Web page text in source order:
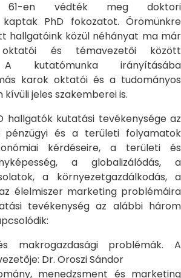
61-en védték meg doktori
PhD fokozatot. Örömünkre
hallgatóink közül néhányat ma már
és témavezetői között
A kutatómunka irányításába
karok oktatói és a tudományos
jeles szakemberei is.
hallgatók kutatási tevékenysége az
pénzügyi és a területi folyamatok
kérdéseire, a területi és
a globalizálódás, a
a környezetgazdálkodás, a
élelmiszer marketing problémáira
tevékenység az alábbi három
makrogazdasági problémák. A
Dr. Oroszi Sándor
menedzsment és marketing